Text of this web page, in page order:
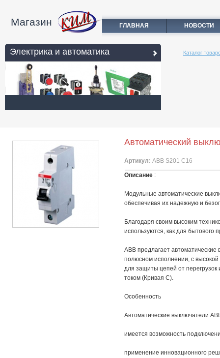
Магазин ГЛАВНАЯ НОВОСТИ
Электрика и автоматика Каталог
Автоматический
Артикул: ABB S201 C16
Описание :
Модульные автоматические
обеспечивая их надежную и
Благодаря своим высоким
используются, как для бытового
ABB предлагает
полюсном исполнении, с
для защиты цепей от перегрузок
током (Кривая С).
Особенность
Автоматические выключатели
имеется возможность
применение инновационного